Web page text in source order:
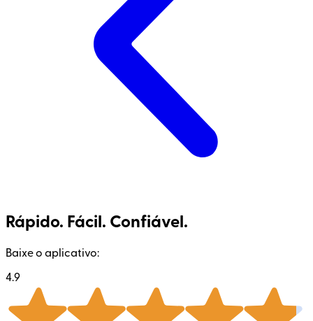
Rápido. Fácil. Confiável.
Baixe o aplicativo:
4.9